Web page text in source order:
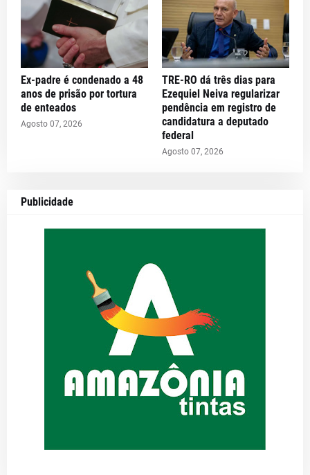
Ex-padre é condenado a 48
anos de prisão por tortura
de enteados
Agosto 07, 2026
TRE-RO dá três dias para
Ezequiel Neiva regularizar
pendência em registro de
candidatura a deputado
federal
Agosto 07, 2026
Publicidade